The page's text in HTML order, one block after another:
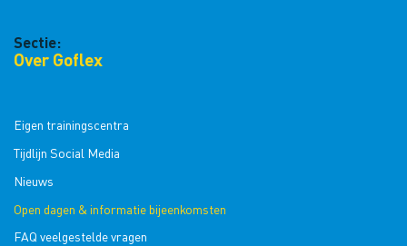
Sectie:
Over Goflex
Eigen trainingscentra
Tijdlijn Social Media
Nieuws
Open dagen & informatie bijeenkomsten
FAQ veelgestelde vragen